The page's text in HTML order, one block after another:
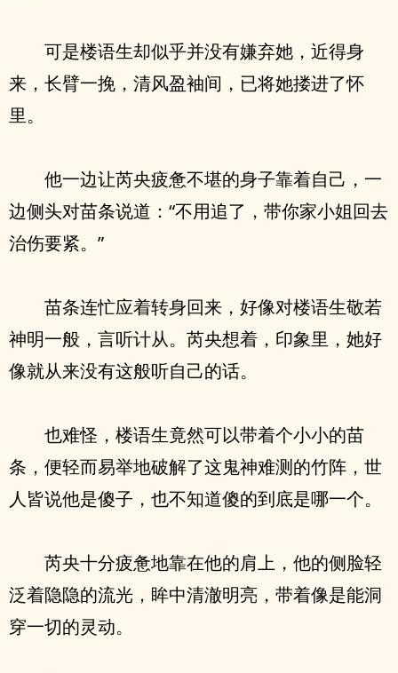
可是楼语生却似乎并没有嫌弃她，近得身
来，长臂一挽，清风盈袖间，已将她搂进了怀
里。
他一边让芮央疲惫不堪的身子靠着自己，一
边侧头对苗条说道：“不用追了，带你家小姐回去
治伤要紧。”
苗条连忙应着转身回来，好像对楼语生敬若
神明一般，言听计从。芮央想着，印象里，她好
像就从来没有这般听自己的话。
也难怪，楼语生竟然可以带着个小小的苗
条，便轻而易举地破解了这鬼神难测的竹阵，世
人皆说他是傻子，也不知道傻的到底是哪一个。
芮央十分疲惫地靠在他的肩上，他的侧脸轻
泛着隐隐的流光，眸中清澈明亮，带着像是能洞
穿一切的灵动。